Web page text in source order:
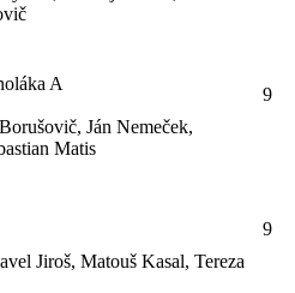
A
Ján Nemeček,
Matis
9
Jiroš, Matouš Kasal, Tereza
9